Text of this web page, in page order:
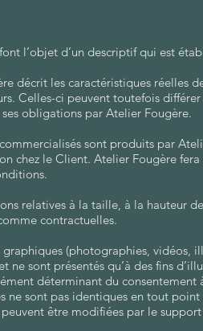
l’objet d’un descriptif qui est
décrit les caractéristiques réelles
Celles-ci peuvent toutefois
obligations par Atelier Fougère.
sont produits par
chez le Client. Atelier Fougère
relatives à la taille, à la hauteur
contractuelles.
graphiques (photographies, vidéos,
ne sont présentés qu’à des fins
déterminant du consentement
ne sont pas identiques en tout
être modifiées par le